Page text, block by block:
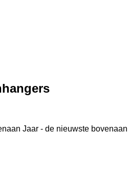
Jaar - de nieuwste bovenaan